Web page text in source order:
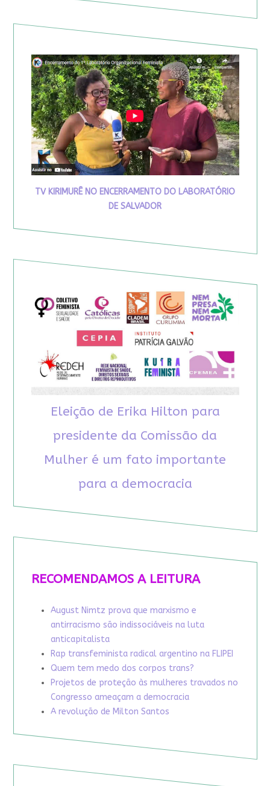
TV KIRIMURÊ NO ENCERRAMENTO DO LABORATÓRIO
DE SALVADOR
Eleição de Erika Hilton para
presidente da Comissão da
Mulher é um fato importante
para a democracia
RECOMENDAMOS A LEITURA
August Nimtz prova que marxismo e
antirracismo são indissociáveis na luta
anticapitalista
Rap transfeminista radical argentino na FLIPEI
Quem tem medo dos corpos trans?
Projetos de proteção às mulheres travados no
Congresso ameaçam a democracia
A revolução de Milton Santos